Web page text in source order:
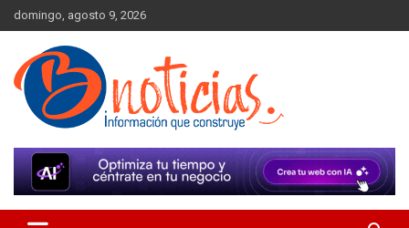
Skip
to
content
domingo, agosto 9, 2026
BNoticias